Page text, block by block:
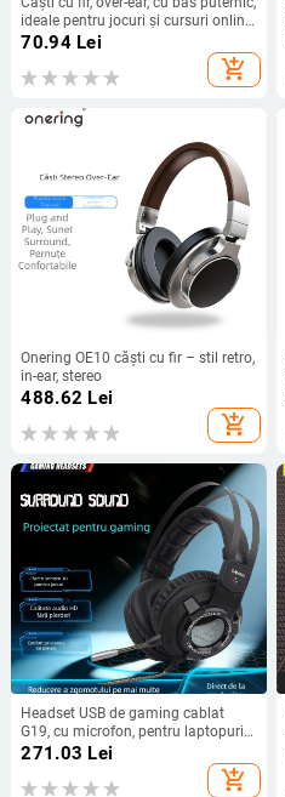
ideale pentru jocuri și cursuri online,
compatibile cu calculatoare,
telefoane mobile și claviaturi
electronice
70.94Lei
add_shopping_cart
Onering OE10 căşti cu fir – stil retro,
in-ear, stereo
488.62 Lei
add_shopping_cart
Headset USB de gaming cablat
G19, cu microfon, pentru laptopuri
și PC-uri
271.03 Lei
add_shopping_cart